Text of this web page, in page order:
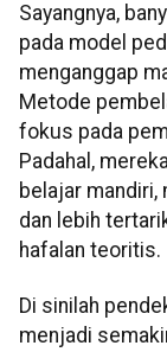
Sayangnya,
pada model
menganggap
Metode
fokus pada
Padahal,
belajar
dan lebih
hafalan teoritis.
Di sinilah
menjadi